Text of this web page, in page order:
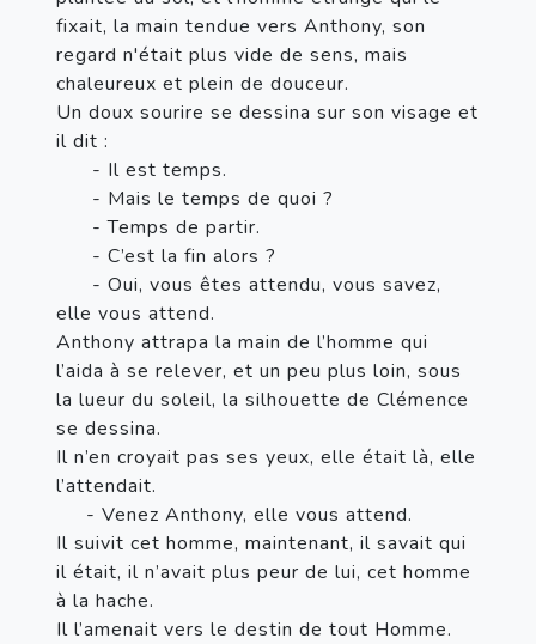
fixait, la main tendue vers Anthony, son
regard n'était plus vide de sens, mais
chaleureux et plein de douceur.
Un doux sourire se dessina sur son visage et
il dit :
- Il est temps.
- Mais le temps de quoi ?
- Temps de partir.
- C’est la fin alors ?
- Oui, vous êtes attendu, vous savez,
elle vous attend.
Anthony attrapa la main de l’homme qui
l’aida à se relever, et un peu plus loin, sous
la lueur du soleil, la silhouette de Clémence
se dessina.
Il n’en croyait pas ses yeux, elle était là, elle
l’attendait.
- Venez Anthony, elle vous attend.
Il suivit cet homme, maintenant, il savait qui
il était, il n’avait plus peur de lui, cet homme
à la hache.
Il l’amenait vers le destin de tout Homme.